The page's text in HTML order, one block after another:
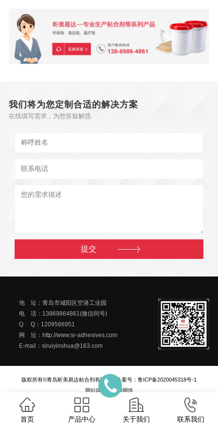
我们将为您定制合适的解决方案
在线填写需求，为您答疑解惑
地 址：青岛市城阳区空港工业园
电 话：13869864861(微信同号)
Q Q：1209566951
网 址：http://www.sr-adhesives.com
E-mail：siruiyinshua@163.com
版权所有©青岛昕美易达粘合剂有限公司 备案号： 鲁ICP备2020045318号-1
网站建设 ：一瞬网络
首页 产品中心 关于我们 联系我们